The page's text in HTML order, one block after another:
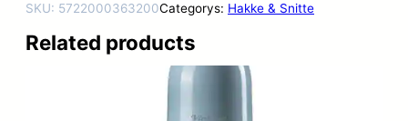
SKU: 5722000363200Categorys: Hakke & Snitte
Related products